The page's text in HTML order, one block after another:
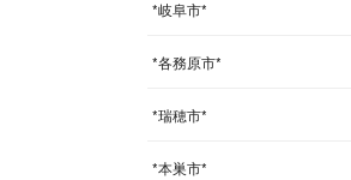
*岐阜市*
*各務原市*
*瑞穂市*
*本巣市*